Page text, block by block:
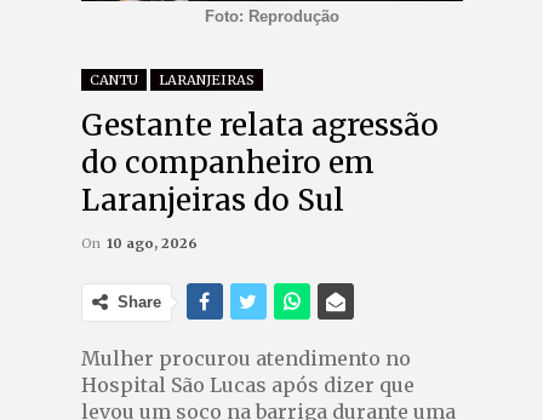
Foto: Reprodução
CANTU LARANJEIRAS
Gestante relata agressão
do companheiro em
Laranjeiras do Sul
On 10 ago, 2026
Share
Mulher procurou atendimento no
Hospital São Lucas após dizer que
levou um soco na barriga durante uma